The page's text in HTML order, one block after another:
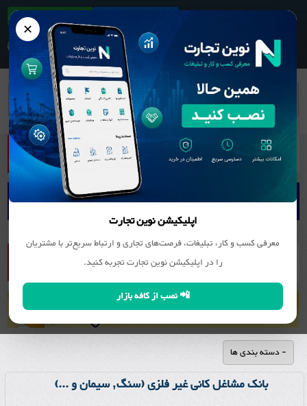
✕
اپلیکیشن نوین تجارت
معرفی کسب و کار، تبلیغات، فرصت‌های تجاری و ارتباط سریع‌تر با مشتریان
را در اپلیکیشن نوین تجارت تجربه کنید.
📲 نصب از کافه بازار
دانلود اپلیکیشن
بانک اطلاعات مشاغل کانی غیر فلزی (سنگ, سیمان و ...)
- دسته بندی ها
بانک مشاغل کانی غیر فلزی (سنگ, سیمان و ...)